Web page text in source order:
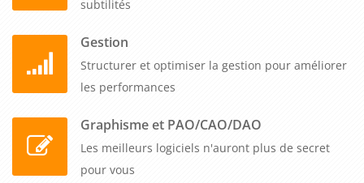
conforme aux lois et réglementations en vigueur. En
investissant dans cette formation, vous renforcez la
compétitivité de votre entreprise et améliorez la qualité des
subtilités
Gestion
Structurer et optimiser la gestion pour améliorer
les performances
Graphisme et PAO/CAO/DAO
Les meilleurs logiciels n'auront plus de secret
pour vous